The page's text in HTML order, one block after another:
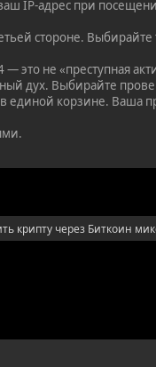
IP-адрес при
стороне.
не «преступная
дух. Выбирайте
корзине. Ваша
крипту через Биткоин